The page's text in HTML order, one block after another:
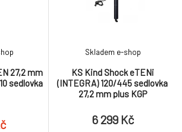
vhodná
sedlem materiál: tělo slitina
Alloy plynový sys
27,2 mm
sedlovka
KS Kind Shock eTENi
(INTEGRA) 120/445 sedlovka
27,2 mm plus KGP
Skladem e-shop
6 299 Kč